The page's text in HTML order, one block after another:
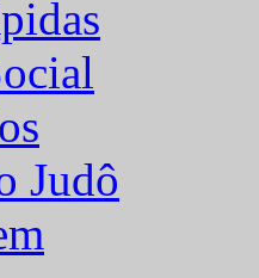
Judô